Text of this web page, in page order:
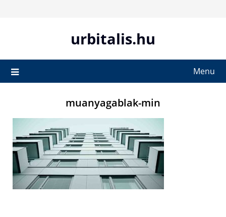
urbitalis.hu
Menu
muanyagablak-min